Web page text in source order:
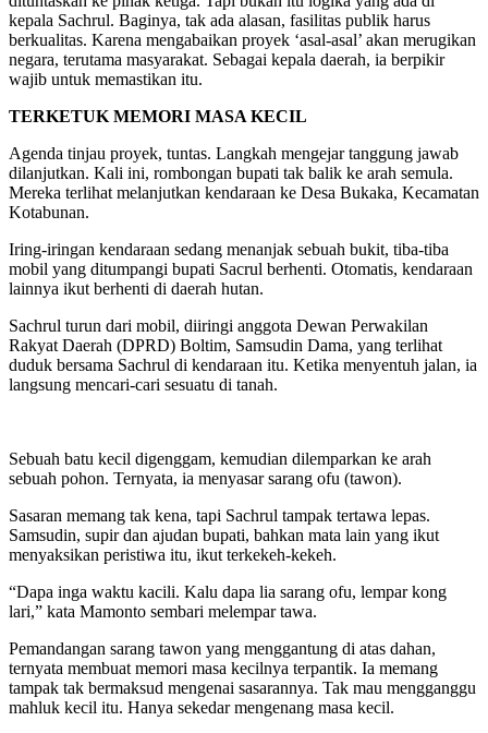
kepala Sachrul. Baginya, tak ada alasan, fasilitas publik harus
berkualitas. Karena mengabaikan proyek ‘asal-asal’ akan merugikan
negara, terutama masyarakat. Sebagai kepala daerah, ia berpikir
wajib untuk memastikan itu.
TERKETUK MEMORI MASA KECIL
Agenda tinjau proyek, tuntas. Langkah mengejar tanggung jawab
dilanjutkan. Kali ini, rombongan bupati tak balik ke arah semula.
Mereka terlihat melanjutkan kendaraan ke Desa Bukaka, Kecamatan
Kotabunan.
Iring-iringan kendaraan sedang menanjak sebuah bukit, tiba-tiba
mobil yang ditumpangi bupati Sacrul berhenti. Otomatis, kendaraan
lainnya ikut berhenti di daerah hutan.
Sachrul turun dari mobil, diiringi anggota Dewan Perwakilan
Rakyat Daerah (DPRD) Boltim, Samsudin Dama, yang terlihat
duduk bersama Sachrul di kendaraan itu. Ketika menyentuh jalan, ia
langsung mencari-cari sesuatu di tanah.
Sebuah batu kecil digenggam, kemudian dilemparkan ke arah
sebuah pohon. Ternyata, ia menyasar sarang ofu (tawon).
Sasaran memang tak kena, tapi Sachrul tampak tertawa lepas.
Samsudin, supir dan ajudan bupati, bahkan mata lain yang ikut
menyaksikan peristiwa itu, ikut terkekeh-kekeh.
“Dapa inga waktu kacili. Kalu dapa lia sarang ofu, lempar kong
lari,” kata Mamonto sembari melempar tawa.
Pemandangan sarang tawon yang menggantung di atas dahan,
ternyata membuat memori masa kecilnya terpantik. Ia memang
tampak tak bermaksud mengenai sasarannya. Tak mau mengganggu
mahluk kecil itu. Hanya sekedar mengenang masa kecil.